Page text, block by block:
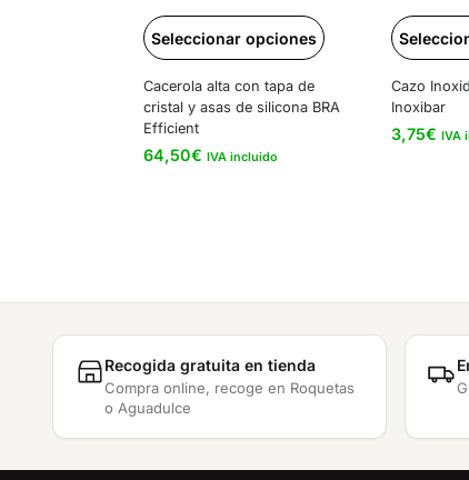
Cacerola alta con tapa de
cristal y asas de silicona BRA
Efficient
64,50€ IVA incluido
Seleccionar opciones
Cazo
Inoxibar
3,75€ IVA
Recogida gratuita en tienda
Compra online, recoge en Roquetas
o Aguadulce